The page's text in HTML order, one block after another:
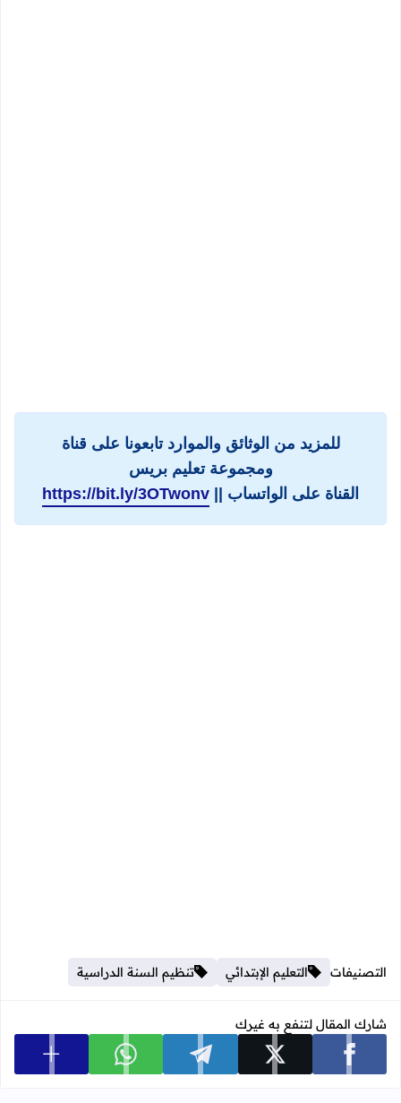
للمزيد من الوثائق والموارد تابعونا على قناة
ومجموعة تعليم بريس
القناة على الواتساب || https://bit.ly/3OTwonv
التصنيفات التعليم الإبتدائي تنظيم السنة الدراسية
شارك المقال لتنفع به غيرك
شارك على facebook شارك على x شارك على telegram شارك على whatsapp عرض